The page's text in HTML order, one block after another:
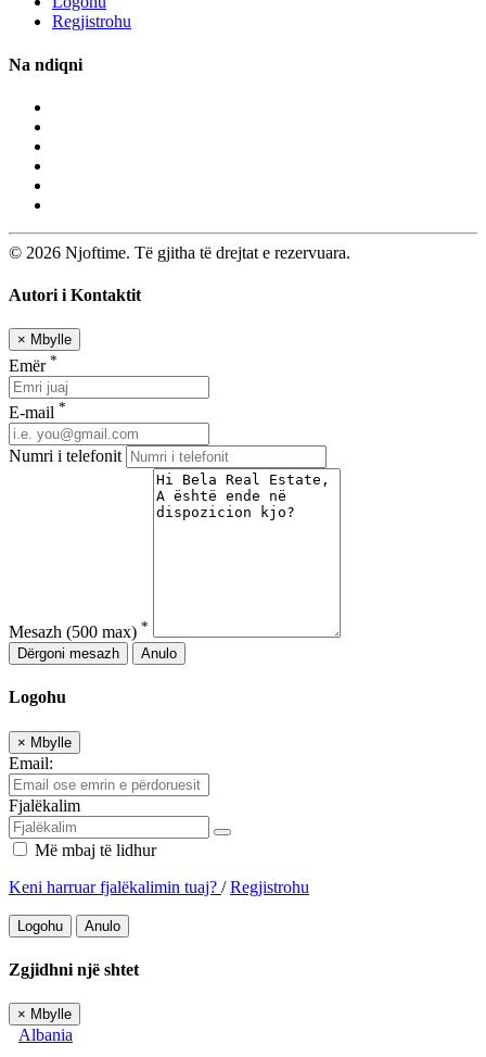
Regjistrohu
Na ndiqni
© 2026 Njoftime. Të gjitha të drejtat e rezervuara.
Autori i Kontaktit
× Mbylle
Emër *
E-mail *
Numri i telefonit
Mesazh (500 max) *
Dërgoni mesazh
Anulo
Logohu
× Mbylle
Email:
Fjalëkalim
Më mbaj të lidhur
Keni harruar fjalëkalimin tuaj? /Regjistrohu
Logohu Anulo
Zgjidhni një shtet
× Mbylle
Albania